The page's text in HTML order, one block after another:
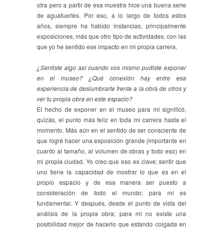
otra pero a partir de esa muestra hice una buena serie
de aguafuertes. Por eso, a lo largo de todos estos
años, siempre ha habido instancias, principalmente
exposiciones, más que otro tipo de actividades, con las
que yo he sentido ese impacto en mi propia carrera.
¿Sentiste algo así cuando vos mismo pudiste exponer
en el museo? ¿Qué conexión hay entre esa
experiencia de deslumbrarte frente a la obra de otros y
ver tu propia obra en este espacio?
El hecho de exponer en el museo para mí significó,
quizás, el punto más feliz en toda mi carrera hasta el
momento. Más aún en el sentido de ser consciente de
que logré hacer una exposición grande (importante en
cuanto al tamaño, al volumen de obras y todo eso) en
mi propia ciudad. Yo creo que eso es clave; sentir que
uno tiene la capacidad de mostrar lo que es en el
propio espacio y de esa manera ser puesto a
consideración de todo el mundo; para mí es
fundamental. Y después, desde el punto de vista del
análisis de la propia obra; para mí no existe una
posibilidad mejor de hacerlo que estando colgada en